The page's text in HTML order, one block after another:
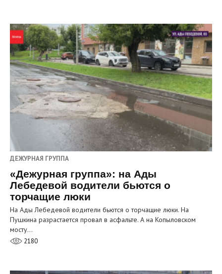
ДЕЖУРНАЯ ГРУППА
«Дежурная группа»: на Ады
Лебедевой водители бьются о
торчащие люки
На Ады Лебедевой водители бьются о торчащие люки. На
Пушкина разрастается провал в асфальте. А на Копыловском
мосту…
2180